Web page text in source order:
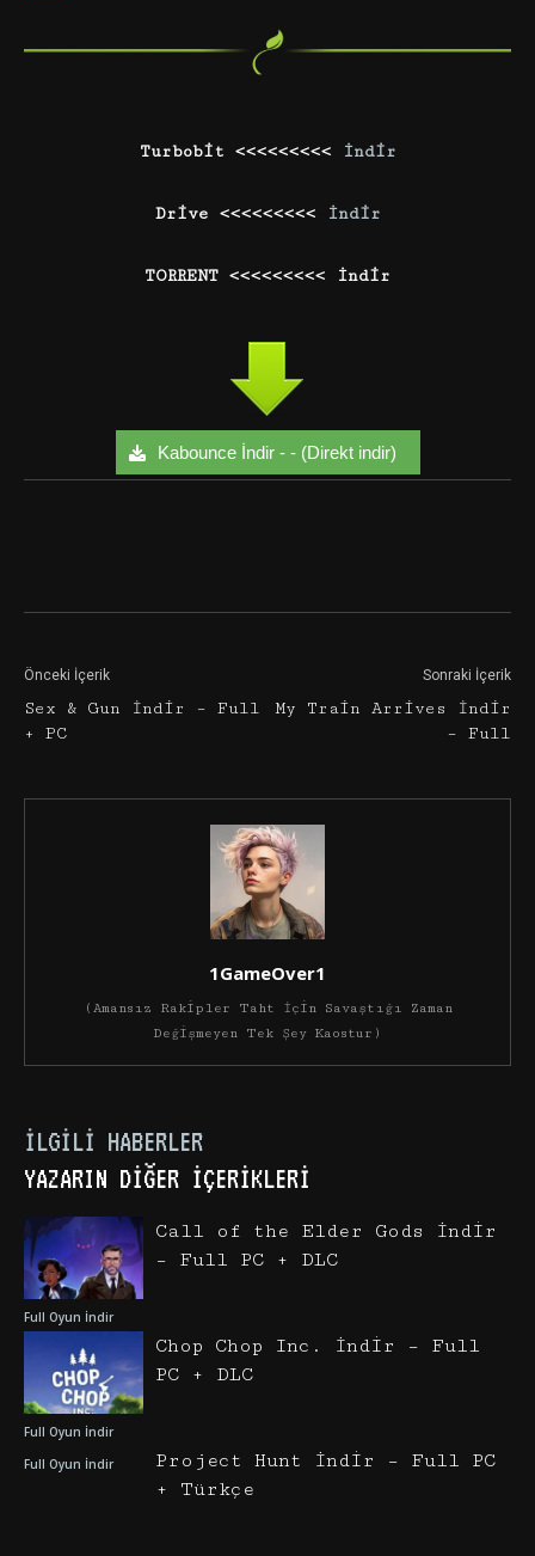
Turbobit <<<<<<<<< İndir
Drive <<<<<<<<< İndir
TORRENT <<<<<<<<< İndir
Kabounce İndir - - (Direkt indir)
Önceki İçerik
Sex & Gun İndir – Full
+ PC
Sonraki İçerik
My Train Arrives İndir
– Full
1GameOver1
(Amansız Rakipler Taht İçin Savaştığı Zaman
Değişmeyen Tek Şey Kaostur)
İLGILI HABERLER
YAZARIN DIĞER İÇERIKLERI
Full Oyun İndir
Call of the Elder Gods İndir
– Full PC + DLC
Full Oyun İndir
Chop Chop Inc. İndir – Full
PC + DLC
Full Oyun İndir
Project Hunt İndir – Full PC
+ Türkçe